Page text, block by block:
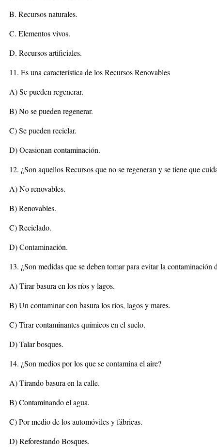
B. Recursos naturales.
C. Elementos vivos.
D. Recursos artificiales.
11. Es una característica de los Recursos Renovables
A) Se pueden regenerar.
B) No se pueden regenerar.
C) Se pueden reciclar.
D) Ocasionan contaminación.
12. ¿Son aquellos Recursos que no se regeneran y se tiene que
A) No renovables.
B) Renovables.
C) Reciclado.
D) Contaminación.
13. ¿Son medidas que se deben tomar para evitar la contaminación
A) Tirar basura en los ríos y lagos.
B) Un contaminar con basura los ríos, lagos y mares.
C) Tirar contaminantes químicos en el suelo.
D) Talar bosques.
14. ¿Son medios por los que se contamina el aire?
A) Tirando basura en la calle.
B) Contaminando el agua.
C) Por medio de los automóviles y fábricas.
D) Reforestando Bosques.